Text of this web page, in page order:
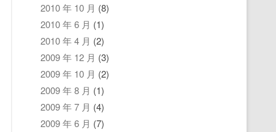
2010 年 10 月 (8)
2010 年 6 月 (1)
2010 年 4 月 (2)
2009 年 12 月 (3)
2009 年 10 月 (2)
2009 年 8 月 (1)
2009 年 7 月 (4)
2009 年 6 月 (7)